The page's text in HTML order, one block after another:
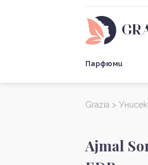
Парфюми
Grazia >
Ajmal